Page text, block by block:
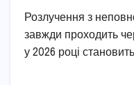
Розлучення з
завжди проходить
у 2026 році